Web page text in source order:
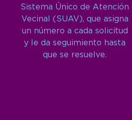
Sistema Único de Atención
Vecinal (SUAV), que asigna
un número a cada solicitud
y le da seguimiento hasta
que se resuelve.